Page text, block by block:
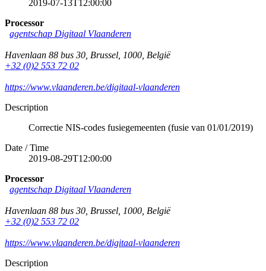
2019-07-13T12:00:00
Processor
agentschap Digitaal Vlaanderen
Havenlaan 88 bus 30 Brussel 1000 België
+32 (0)2 553 72 02
https://www.vlaanderen.be/digitaal-vlaanderen
Description
Correctie NIS-codes fusiegemeenten (fusie van 01/01/2019)
Date / Time
2019-08-29T12:00:00
Processor
agentschap Digitaal Vlaanderen
Havenlaan 88 bus 30 Brussel 1000 België
+32 (0)2 553 72 02
https://www.vlaanderen.be/digitaal-vlaanderen
Description